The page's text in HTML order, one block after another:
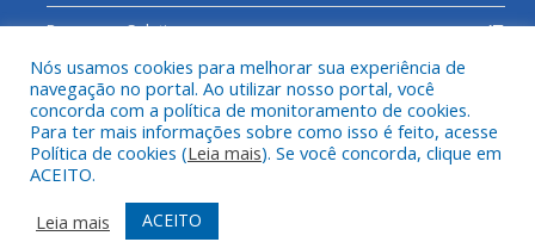
Processos Seletivos (7)
Todos os direitos reservados a Prefeitura Municipal de Cumaru
do Norte.
Mapa do Site
Acessar Área Administrativa
Nós usamos cookies para melhorar sua experiência de
navegação no portal. Ao utilizar nosso portal, você
concorda com a política de monitoramento de cookies.
Para ter mais informações sobre como isso é feito, acesse
Política de cookies (Leia mais). Se você concorda, clique em
ACEITO.
Leia mais
ACEITO